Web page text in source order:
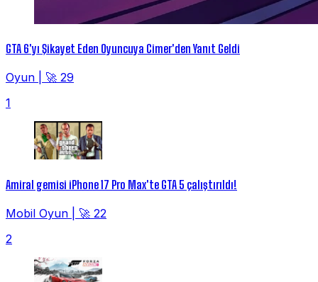
GTA 6'yı Şikayet Eden Oyuncuya Cimer'den Yanıt Geldi
Oyun
🚀 29
1
Amiral gemisi iPhone 17 Pro Max'te GTA 5 çalıştırıldı!
Mobil Oyun
🚀 22
2